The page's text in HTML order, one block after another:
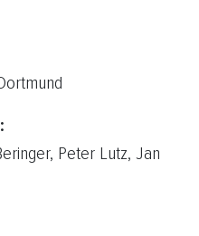
Peter Lutz, Jan